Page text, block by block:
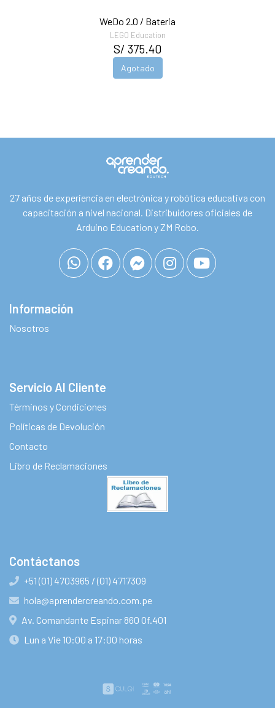
WeDo 2.0 / Bateria
LEGO Education
S/ 375.40
Agotado
27 años de experiencia en electrónica y robótica educativa con
capacitación a nivel nacional. Distribuidores oficiales de
Arduino Education y ZM Robo.
Información
Nosotros
Servicio Al Cliente
Términos y Condiciones
Políticas de Devolución
Contacto
Libro de Reclamaciones
Contáctanos
+51 (01) 4703965 / (01) 4717309
hola@aprendercreando.com.pe
Av. Comandante Espinar 860 Of.401
Lun a Vie 10:00 a 17:00 horas